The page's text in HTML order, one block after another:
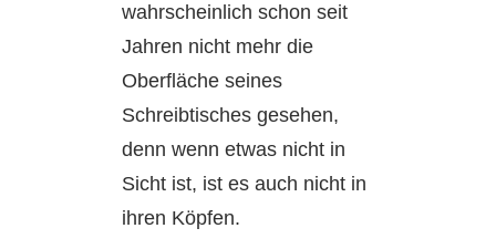
wahrscheinlich schon seit
Jahren nicht mehr die
Oberfläche seines
Schreibtisches gesehen,
denn wenn etwas nicht in
Sicht ist, ist es auch nicht in
ihren Köpfen.